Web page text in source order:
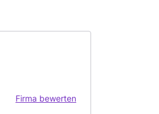
Firma bewerten